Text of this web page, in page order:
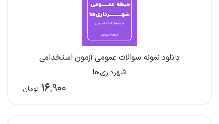
دانلود نمونه سوالات عمومی آزمون استخدامی
شهرداری‌ها
۱۶,۹۰۰ تومان